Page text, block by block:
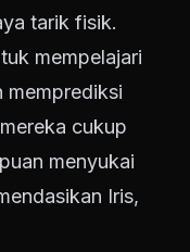
tarik fisik.
mempelajari
memprediksi
cukup
menyukai
Iris,